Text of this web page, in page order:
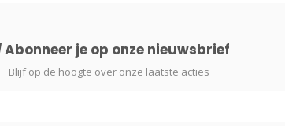
Abonneer je op onze nieuwsbrief
Blijf op de hoogte over onze laatste acties